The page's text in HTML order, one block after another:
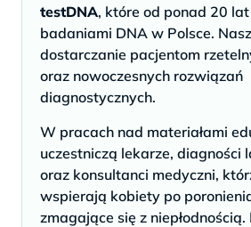
testDNA, które od ponad 20
badaniami DNA w Polsce.
dostarczanie pacjentom
oraz nowoczesnych rozwiązań
diagnostycznych.
W pracach nad materiałami
uczestniczą lekarze, diagności
oraz konsultanci medyczni,
wspierają kobiety po
zmagające się z